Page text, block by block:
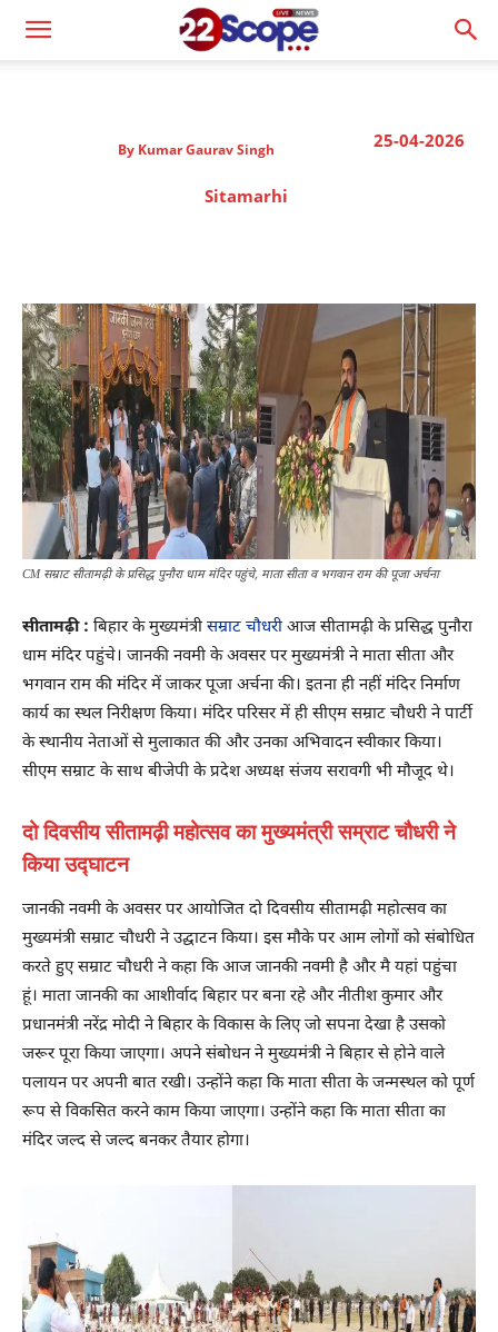
25-04-2026
By Kumar Gaurav Singh
Sitamarhi
CM सम्राट सीतामढ़ी के प्रसिद्ध पुनौरा धाम मंदिर पहुंचे, माता सीता व भगवान राम की पूजा अर्चना
सीतामढ़ी : बिहार के मुख्यमंत्री सम्राट चौधरीआज सीतामढ़ी के प्रसिद्ध पुनौरा
धाम मंदिर पहुंचे। जानकी नवमी के अवसर पर मुख्यमंत्री ने माता सीता और
भगवान राम की मंदिर में जाकर पूजा अर्चना की। इतना ही नहीं मंदिर निर्माण
कार्य का स्थल निरीक्षण किया। मंदिर परिसर में ही सीएम सम्राट चौधरी ने पार्टी
के स्थानीय नेताओं से मुलाकात की और उनका अभिवादन स्वीकार किया।
सीएम सम्राट के साथ बीजेपी के प्रदेश अध्यक्ष संजय सरावगी भी मौजूद थे।
दो दिवसीय सीतामढ़ी महोत्सव का मुख्यमंत्री सम्राट चौधरी ने
किया उद्घाटन
जानकी नवमी के अवसर पर आयोजित दो दिवसीय सीतामढ़ी महोत्सव का
मुख्यमंत्री सम्राट चौधरी ने उद्घाटन किया। इस मौके पर आम लोगों को संबोधित
करते हुए सम्राट चौधरी ने कहा कि आज जानकी नवमी है और मै यहां पहुंचा
हूं। माता जानकी का आशीर्वाद बिहार पर बना रहे और नीतीश कुमार और
प्रधानमंत्री नरेंद्र मोदी ने बिहार के विकास के लिए जो सपना देखा है उसको
जरूर पूरा किया जाएगा। अपने संबोधन ने मुख्यमंत्री ने बिहार से होने वाले
पलायन पर अपनी बात रखी। उन्होंने कहा कि माता सीता के जन्मस्थल को पूर्ण
रूप से विकसित करने काम किया जाएगा। उन्होंने कहा कि माता सीता का
मंदिर जल्द से जल्द बनकर तैयार होगा।